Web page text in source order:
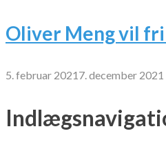
Oliver Meng vil
5. februar 2021 7. december 2021